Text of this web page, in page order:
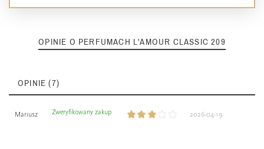
OPINIE O PERFUMACH L'AMOUR CLASSIC 209
OPINIE (7)
Mariusz Zweryfikowany zakup 2026-04-19